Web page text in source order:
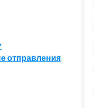
отправления